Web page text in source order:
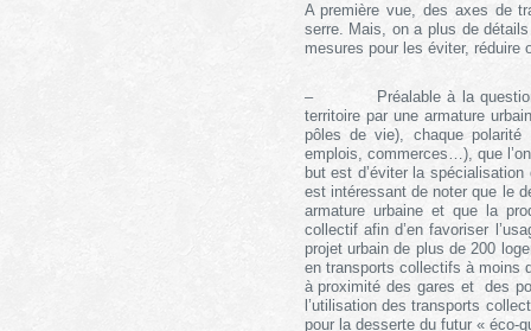
A première vue, des axes de
serre. Mais, on a plus de
mesures pour les éviter, réduire
– Préalable à la question
territoire par une armature
pôles de vie), chaque polarité
emplois, commerces…), que
but est d’éviter la
est intéressant de noter que le
armature urbaine et que la
collectif afin d’en favoriser
projet urbain de plus de 200
en transports collectifs à moins
à proximité des gares et des
l’utilisation des transports
pour la desserte du futur « éco-